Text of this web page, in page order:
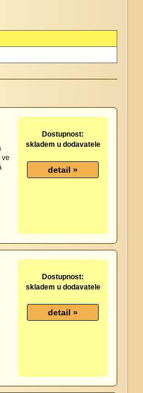
ve
Dostupnost:
skladem u dodavatele
Dostupnost:
skladem u dodavatele